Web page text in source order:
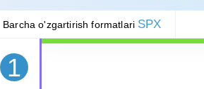
Barcha o'zgartirish formatlari SPX
1